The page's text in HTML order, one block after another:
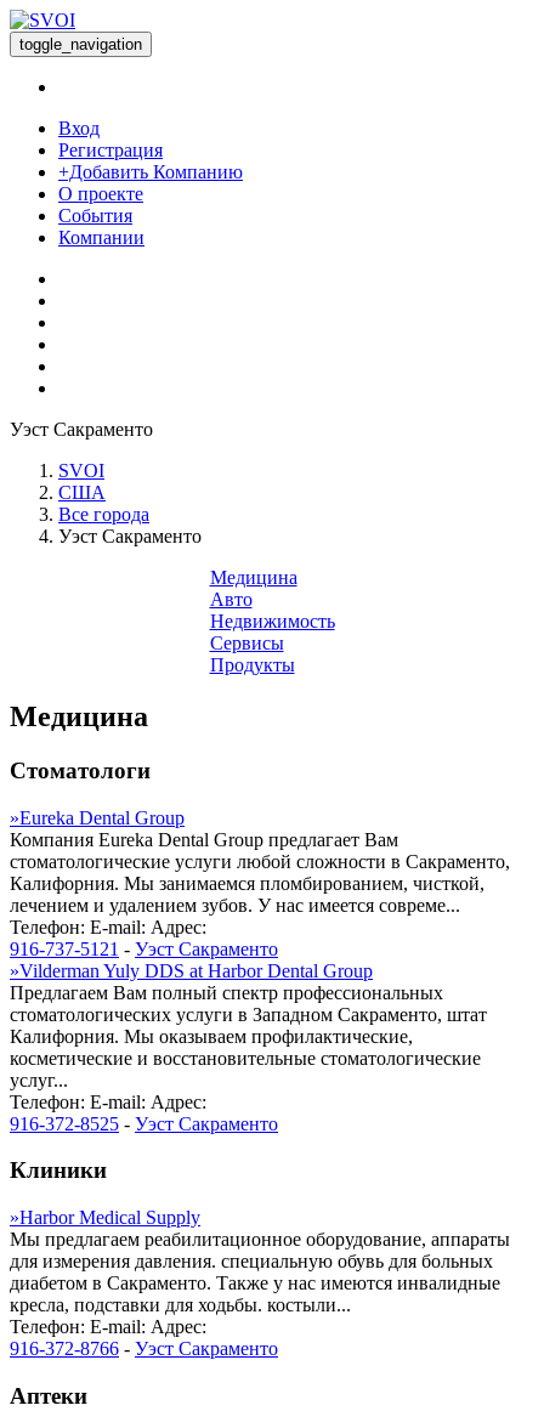
toggle_navigation
Вход
Регистрация
+Добавить Компанию
О проекте
События
Компании
Уэст Сакраменто
SVOI
США
Все города
Уэст Сакраменто
Медицина
Авто
Недвижимость
Сервисы
Продукты
Медицина
Стоматологи
»Eureka Dental Group
Компания Eureka Dental Group предлагает Вам
стоматологические услуги любой сложности в Сакраменто,
Калифорния. Мы занимаемся пломбированием, чисткой,
лечением и удалением зубов. У нас имеется совреме...
Телефон: E-mail: Адрес:
916-737-5121 - Уэст Сакраменто
»Vilderman Yuly DDS at Harbor Dental Group
Предлагаем Вам полный спектр профессиональных
стоматологических услуги в Западном Сакраменто, штат
Калифорния. Мы оказываем профилактические,
косметические и восстановительные стоматологические
услуг...
Телефон: E-mail: Адрес:
916-372-8525 - Уэст Сакраменто
Клиники
»Harbor Medical Supply
Мы предлагаем реабилитационное оборудование, аппараты
для измерения давления. специальную обувь для больных
диабетом в Сакраменто. Также у нас имеются инвалидные
кресла, подставки для ходьбы. костыли...
Телефон: E-mail: Адрес:
916-372-8766 - Уэст Сакраменто
Аптеки